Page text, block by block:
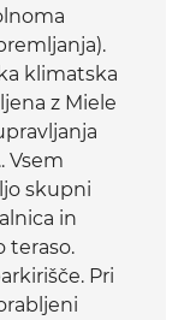
klimatska
z Miele
Vsem
skupni
in
teraso.
Pri